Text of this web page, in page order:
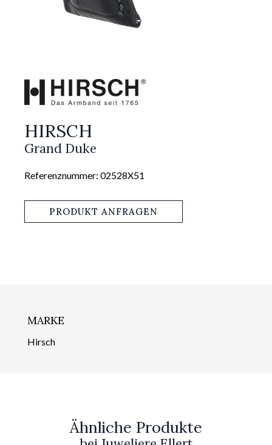
HIRSCH
Grand Duke
Referenznummer: 02528X51
PRODUKT ANFRAGEN
MARKE
Hirsch
Ähnliche Produkte